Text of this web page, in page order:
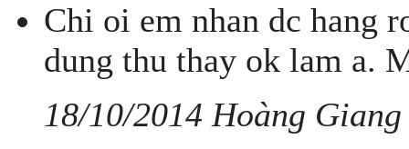
Chi oi em nhan dc hang
dung thu thay ok lam a.
18/10/2014 Hoàng Giang